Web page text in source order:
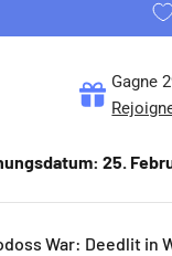
Gagne
25.
War: Deedlit in